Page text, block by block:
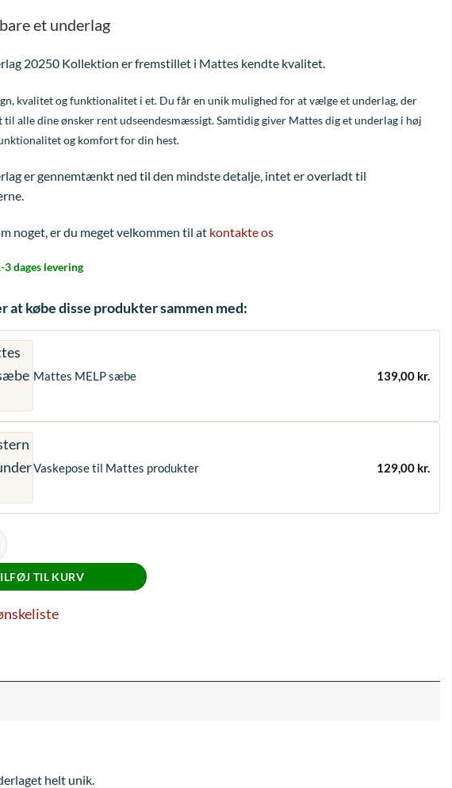
et underlag
20250 Kollektion er fremstillet i Mattes kendte kvalitet.
kvalitet og funktionalitet i et. Du får en unik mulighed for at vælge et underlag, der
alle dine ønsker rent udseendesmæssigt. Samtidig giver Mattes dig et underlag i høj
og komfort for din hest.
er gennemtænkt ned til den mindste detalje, intet er overladt til
noget, er du meget velkommen til at kontakte os
dages levering
at købe disse produkter sammen med:
Mattes MELP sæbe 139,00 kr.
Vaskepose til Mattes produkter 129,00 kr.
spring underlag Efterår/ Vinter 2025 Velvet Curry str L med lam
TIL KURV
helt unik.